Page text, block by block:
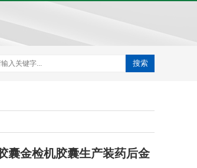
搜索
囊金检机胶囊生产装药后金